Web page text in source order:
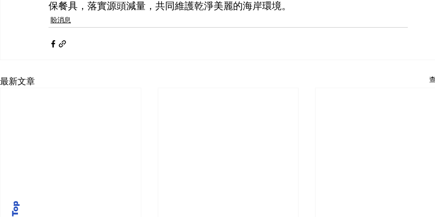
保餐具，落實源頭減量，共同維護乾淨美麗的海岸環境。
盼消息
最新文章